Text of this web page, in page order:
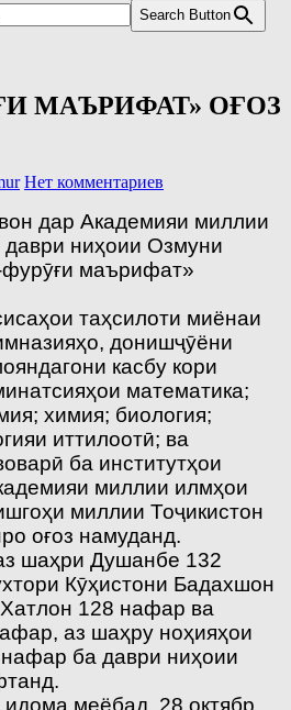
Search Button
МАЪРИФАТ» ОҒОЗ
Нет комментариев
дар Академияи миллии
даври ниҳоии Озмуни
маърифат»
таҳсилоти миёнаи
донишҷӯёни
касбу кори
математика;
химия; биология;
иттилоотӣ; ва
ба институтҳои
миллии илмҳои
миллии Тоҷикистон
оғоз намуданд.
шаҳри Душанбе 132
Кӯҳистони Бадахшон
128 нафар ва
аз шаҳру ноҳияҳои
ба даври ниҳоии
меёбад. 28 октябр